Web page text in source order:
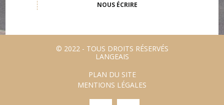
NOUS ÉCRIRE
© 2022 - TOUS DROITS RÉSERVÉS
LANGEAIS
PLAN DU SITE
MENTIONS LÉGALES